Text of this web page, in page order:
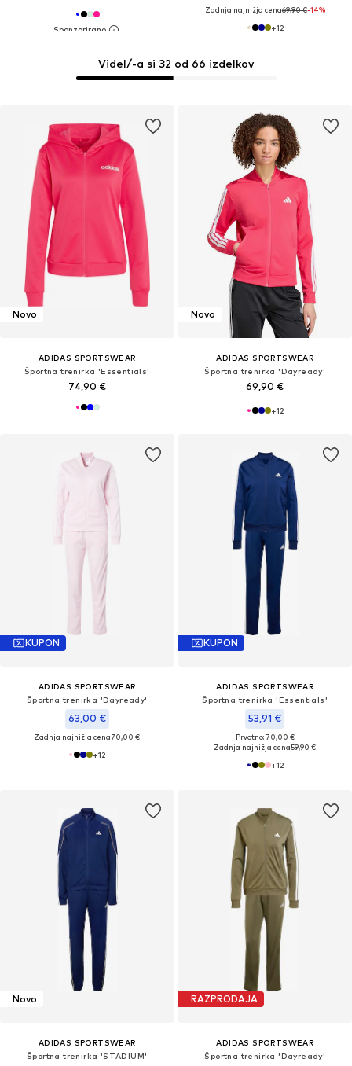
Videl/-a si 32 od 66 izdelkov
Zadnja najnižja cena69,90 €-14%
+12
Novo
ADIDAS SPORTSWEAR
Športna trenirka 'Essentials'
74,90 €
Novo
ADIDAS SPORTSWEAR
Športna trenirka 'Dayready'
69,90 €
+12
KUPON
ADIDAS SPORTSWEAR
Športna trenirka 'Dayready'
63,00 €
Zadnja najnižja cena70,00 €
+12
KUPON
ADIDAS SPORTSWEAR
Športna trenirka 'Essentials'
53,91 €
Prvotno: 70,00 €
Zadnja najnižja cena59,90 €
+12
Novo
ADIDAS SPORTSWEAR
Športna trenirka 'STADIUM'
RAZPRODAJA
ADIDAS SPORTSWEAR
Športna trenirka 'Dayready'